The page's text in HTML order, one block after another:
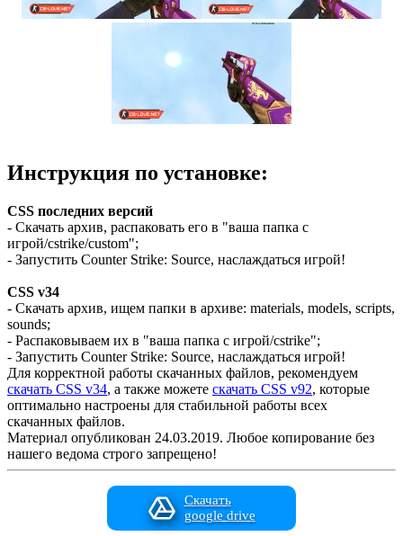
Инструкция по установке:
CSS последних версий
- Скачать архив, распаковать его в "ваша папка с
игрой/cstrike/custom";
- Запустить Counter Strike: Source, наслаждаться игрой!
CSS v34
- Скачать архив, ищем папки в архиве: materials, models, scripts,
sounds;
- Распаковываем их в "ваша папка с игрой/cstrike";
- Запустить Counter Strike: Source, наслаждаться игрой!
Для корректной работы скачанных файлов, рекомендуем
скачать CSS v34, а также можете скачать CSS v92, которые
оптимально настроены для стабильной работы всех
скачанных файлов.
Материал опубликован 24.03.2019. Любое копирование без
нашего ведома строго запрещено!
Скачать
google drive